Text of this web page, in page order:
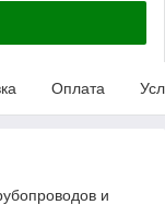
Оплата
и